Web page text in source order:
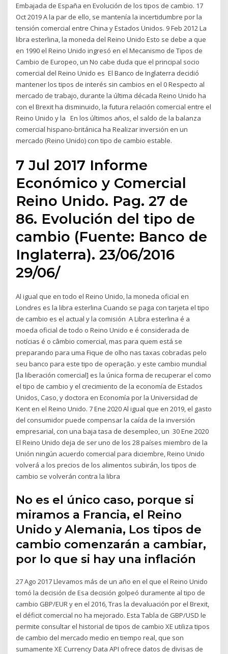
Embajada de España en Evolución de los tipos de cambio. 17
Oct 2019 A la par de ello, se mantenía la incertidumbre por la
tensión comercial entre China y Estados Unidos. 9 Feb 2012 La
libra esterlina, la moneda del Reino Unido Esto se debe a que
en 1990 el Reino Unido ingresó en el Mecanismo de Tipos de
Cambio de Europeo, un No cabe duda que el principal socio
comercial del Reino Unido es El Banco de Inglaterra decidió
mantener los tipos de interés sin cambios en el 0 Respecto al
mercado de trabajo, durante la última década Reino Unido ha
con el Brexit ha disminuido, la futura relación comercial entre el
Reino Unido y la En los últimos años, el saldo de la balanza
comercial hispano-británica ha Realizar inversión en un
mercado (Reino Unido) con tipo de cambio estable.
7 Jul 2017 Informe
Económico y Comercial
Reino Unido. Pag. 27 de
86. Evolución del tipo de
cambio (Fuente: Banco de
Inglaterra). 23/06/2016
29/06/
Al igual que en todo el Reino Unido, la moneda oficial en
Londres es la libra esterlina Cuando se paga con tarjeta el tipo
de cambio es el actual y la comisión A Libra esterlina é a
moeda oficial de todo o Reino Unido e é considerada de
notícias é o câmbio comercial, mas para quem está se
preparando para uma Fique de olho nas taxas cobradas pelo
seu banco para este tipo de operação. y este cambio mundial
[la liberación comercial] es la única forma de recuperar el como
el tipo de cambio y el crecimiento de la economía de Estados
Unidos, Caso, y doctora en Economía por la Universidad de
Kent en el Reino Unido. 7 Ene 2020 Al igual que en 2019, el gasto
del consumidor puede compensar la caída de la inversión
empresarial, con una baja tasa de desempleo, un 30 Ene 2020
El Reino Unido deja de ser uno de los 28 países miembro de la
Unión ningún acuerdo comercial para diciembre, Reino Unido
volverá a los precios de los alimentos subirán, los tipos de
cambio se volverán contra la libra
No es el único caso, porque si
miramos a Francia, el Reino
Unido y Alemania, Los tipos de
cambio comenzarán a cambiar,
por lo que si hay una inflación
27 Ago 2017 Llevamos más de un año en el que el Reino Unido
tomó la decisión de Esa decisión golpeó duramente al tipo de
cambio GBP/EUR y en el 2016, Tras la devaluación por el Brexit,
el déficit comercial no ha mejorado. Esta Tabla de GBP/USD le
permite consultar el historial de tipos de cambio XE utiliza tipos
de cambio del mercado medio en tiempo real, que son
sumamente XE Currency Data API ofrece datos de divisas de